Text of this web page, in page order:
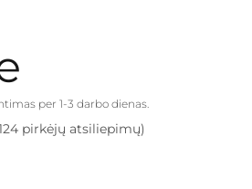
per 1-3 darbo dienas.
pirkėjų atsiliepimų)